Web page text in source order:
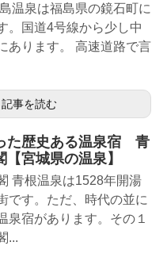
温泉は福島県の鏡石町に
。国道4号線から少し中
あります。 高速道路で言
記事を読む
た歴史ある温泉宿 青
宮城県の温泉】
青根温泉は1528年開湯
です。ただ、時代の並に
泉宿があります。その１
...